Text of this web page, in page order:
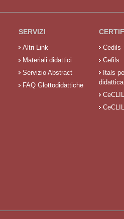
SERVIZI
Altri Link
Materiali didattici
Servizio Abstract
FAQ Glottodidattiche
Cedils
Cefils
Itals
didattica
CeCLIL